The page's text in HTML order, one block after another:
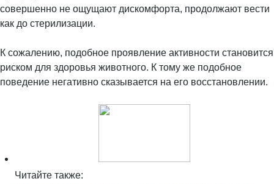
совершенно не ощущают дискомфорта, продолжают вести
как до стерилизации.
К сожалению, подобное проявление активности становится
риском для здоровья животного. К тому же подобное
поведение негативно сказывается на его восстановлении.
Читайте также: